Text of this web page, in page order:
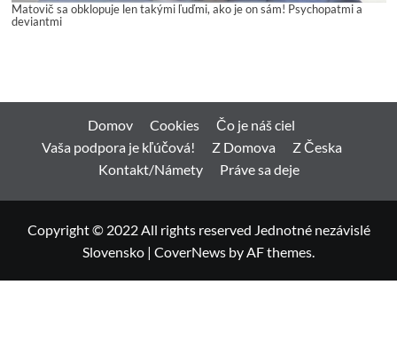
Matovič sa obklopuje len takými ľuďmi, ako je on sám! Psychopatmi a
deviantmi
Domov Cookies
Čo je náš ciel
Vaša podpora je kľúčová!
Z Domova
Z Česka
Kontakt/Námety
Práve sa deje
Copyright © 2022 All rights reserved Jednotné nezávislé
Slovensko | CoverNews by AF themes.